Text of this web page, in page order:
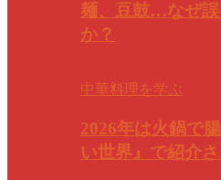
麺、豆鼓…なぜ
か？
中華料理を学ぶ
2026年は火鍋で
い世界』で紹介